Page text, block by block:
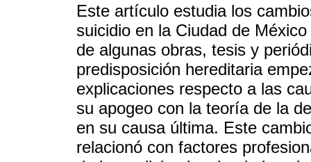
Este artículo estudia los
suicidio en la Ciudad de
de algunas obras, tesis y
predisposición hereditaria
explicaciones respecto a las
su apogeo con la teoría de la
en su causa última. Este
relacionó con factores